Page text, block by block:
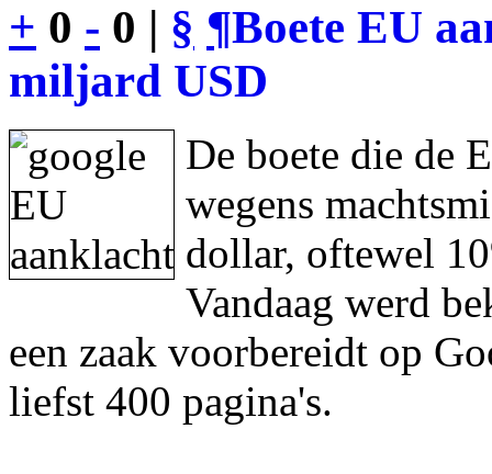
+ 0 - 0 | § ¶Boete EU
miljard USD
De boete die de
wegens
dollar, oftewel
Vandaag werd
een zaak voorbereidt op
liefst 400 pagina's.